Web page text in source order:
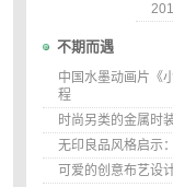
不期而遇
中国水墨动画片《
程
时尚另类的金属时
无印良品风格启示
可爱的创意布艺设